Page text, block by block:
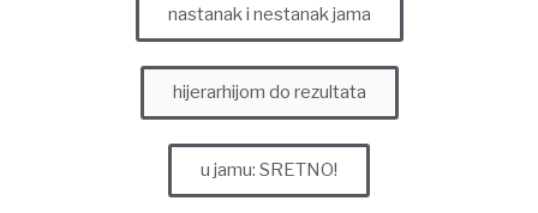
nastanak i nestanak jama
hijerarhijom do rezultata
u jamu: SRETNO!